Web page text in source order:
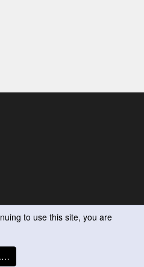
to use this site, you are